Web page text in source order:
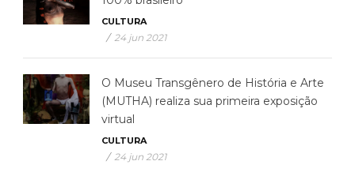
CULTURA
/ 24 jun 2021
O Museu Transgênero de História e Arte
(MUTHA) realiza sua primeira exposição
virtual
CULTURA
/ 24 jun 2021